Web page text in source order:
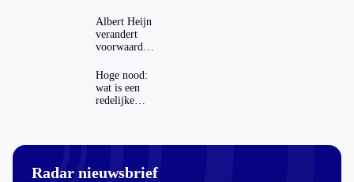
dat invloed
op je
hypotheek?
Albert Heijn
verandert
voorwaarden
mag dat
zomaar?
Hoge nood:
wat is een
redelijke
Radar nieuwsbrief